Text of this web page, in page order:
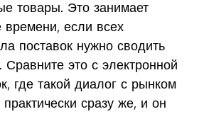
товары. Это занимает
если всех
поставок нужно сводить
Сравните это с электронной
где такой диалог с рынком
сразу же, и он